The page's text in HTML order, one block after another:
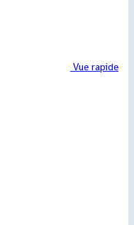
Vue rapide